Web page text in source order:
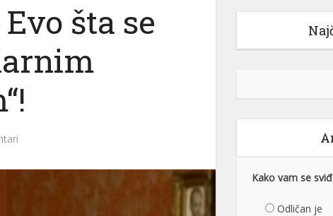
šta se
Kako vam se
Odličan je